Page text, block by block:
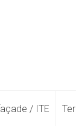
/ ITE